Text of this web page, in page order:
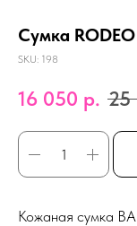
Сумка
SKU: 198
16 050 р. 25
Кожаная сумка